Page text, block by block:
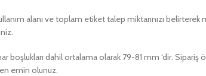
alanı ve toplam etiket talep miktarınızı belirterek
boşlukları dahil ortalama olarak 79-81 mm ‘dir. Sipariş
emin olunuz.